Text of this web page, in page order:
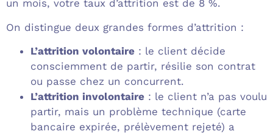
un mois, votre taux d’attrition est de 8 %.
On distingue deux grandes formes d’attrition :
L’attrition volontaire : le client décide
consciemment de partir, résilie son contrat
ou passe chez un concurrent.
L’attrition involontaire : le client n’a pas voulu
partir, mais un problème technique (carte
bancaire expirée, prélèvement rejeté) a